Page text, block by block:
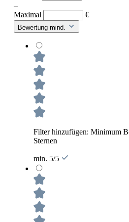
–
Maximal
€
Bewertung mind.
Filter hinzufügen: Minimum
Sternen
min. 5/5